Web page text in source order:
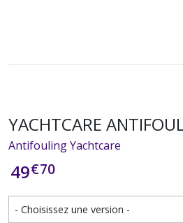
YACHTCARE
Antifouling Yachtcare
49€70